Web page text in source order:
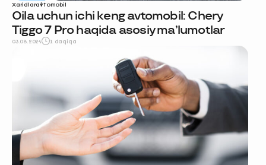
Xaridlaravtomobil
Oila uchun ichi keng avtomobil: Chery
Tiggo 7 Pro haqida asosiy ma’lumotlar
03.08.2024 1 daqiqa